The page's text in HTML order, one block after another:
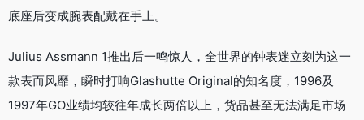
底座后变成腕表配戴在手上。
Julius Assmann 1推出后一鸣惊人，全世界的钟表迷立刻为这一
款表而风靡，瞬时打响Glashutte Original的知名度，1996及
1997年GO业绩均较往年成长两倍以上，货品甚至无法满足市场